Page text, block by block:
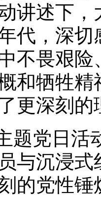
讲述下
代，深
不畏艰
和牺牲精
更深刻的
题党日活
与沉浸
的党性